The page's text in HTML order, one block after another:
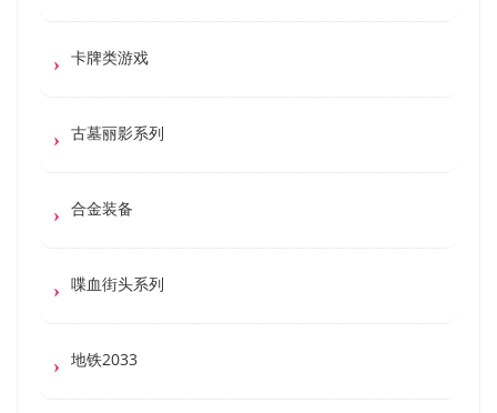
卡牌类游戏
古墓丽影系列
合金装备
喋血街头系列
地铁2033